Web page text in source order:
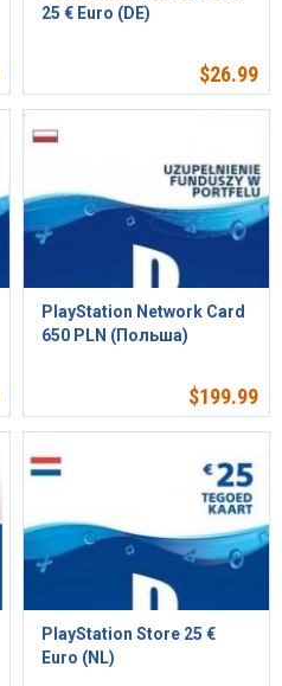
25 € Euro (DE)
$26.99
PlayStation Network Card
650 PLN (Польша)
$199.99
PlayStation Store 25 €
Euro (NL)